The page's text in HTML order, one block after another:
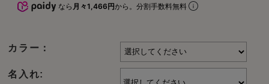
なら 月々1,466円から。分割手数料無料
カラー：
名入れ: